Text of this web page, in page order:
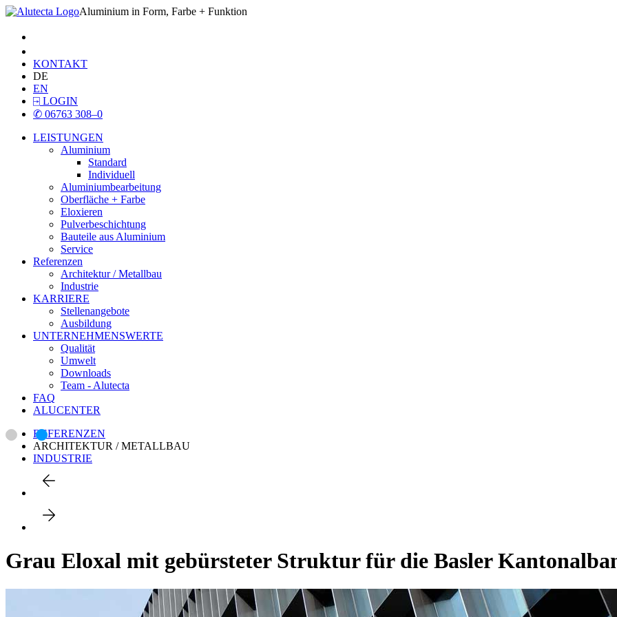
Aluminium in Form, Farbe + Funktion
KONTAKT
DE
EN
⍈ LOGIN
✆ 06763 308–0
LEISTUNGEN
Aluminium
Standard
Individuell
Aluminiumbearbeitung
Oberfläche + Farbe
Eloxieren
Pulverbeschichtung
Bauteile aus Aluminium
Service
Referenzen
Architektur / Metallbau
Industrie
KARRIERE
Stellenangebote
Ausbildung
UNTERNEHMENSWERTE
Qualität
Umwelt
Downloads
Team - Alutecta
FAQ
ALUCENTER
REFERENZEN
ARCHITEKTUR / METALLBAU
INDUSTRIE
Grau Eloxal mit gebürsteter Struktur für die Basler